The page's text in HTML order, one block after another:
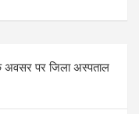
अवसर पर जिला अस्पताल